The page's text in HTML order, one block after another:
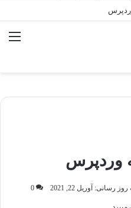
وردپرس
رسانی: آوریل 22, 2021 0